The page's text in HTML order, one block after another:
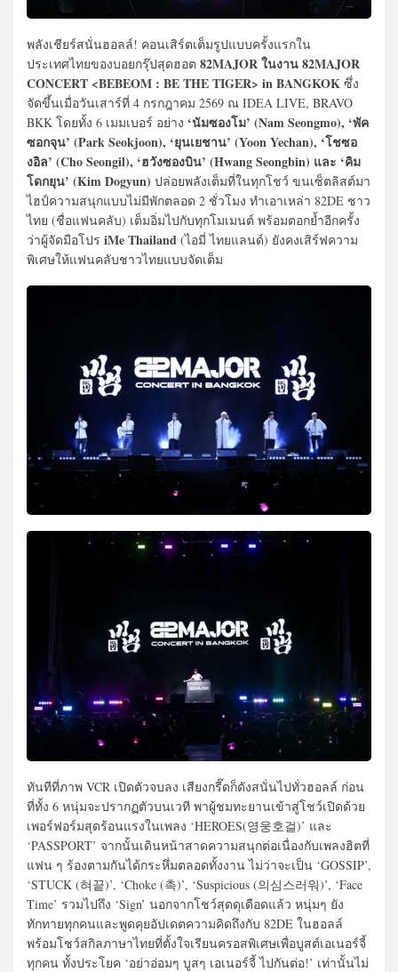
พลังเชียร์สนั่นฮอลล์! คอนเสิร์ตเต็มรูปแบบครั้งแรกใน
ประเทศไทยของบอยกรุ๊ปสุดฮอต 82MAJOR ในงาน 82MAJOR
CONCERT <BEBEOM : BE THE TIGER> in BANGKOK ซึ่ง
จัดขึ้นเมื่อวันเสาร์ที่ 4 กรกฎาคม 2569 ณ IDEA LIVE, BRAVO
BKK โดยทั้ง 6 เมมเบอร์ อย่าง ‘นัมซองโม’ (Nam Seongmo), ‘พัค
ซอกจุน’ (Park Seokjoon), ‘ยุนเยชาน’ (Yoon Yechan), ‘โชซอ
งอิล’ (Cho Seongil), ‘ฮวังซองบิน’ (Hwang Seongbin) และ ‘คิม
โดกยุน’ (Kim Dogyun) ปล่อยพลังเต็มที่ในทุกโชว์ ขนเซ็ตลิสต์มา
ไฮป์ความสนุกแบบไม่มีพักตลอด 2 ชั่วโมง ทำเอาเหล่า 82DE ชาว
ไทย (ชื่อแฟนคลับ) เต็มอิ่มไปกับทุกโมเมนต์ พร้อมตอกย้ำอีกครั้ง
ว่าผู้จัดมือโปร iMe Thailand (ไอมี่ ไทยแลนด์) ยังคงเสิร์ฟความ
พิเศษให้แฟนคลับชาวไทยแบบจัดเต็ม
ทันทีที่ภาพ VCR เปิดตัวจบลง เสียงกรี๊ดก็ดังสนั่นไปทั่วฮอลล์ ก่อน
ที่ทั้ง 6 หนุ่มจะปรากฏตัวบนเวที พาผู้ชมทะยานเข้าสู่โชว์เปิดด้วย
เพอร์ฟอร์มสุดร้อนแรงในเพลง ‘HEROES(영웅호걸)’ และ
‘PASSPORT’ จากนั้นเดินหน้าสาดความสนุกต่อเนื่องกับเพลงฮิตที่
แฟน ๆ ร้องตามกันได้กระหึ่มตลอดทั้งงาน ไม่ว่าจะเป็น ‘GOSSIP’,
‘STUCK (혀끝)’, ‘Choke (촉)’, ‘Suspicious (의심스러워)’, ‘Face
Time’ รวมไปถึง ‘Sign’ นอกจากโชว์สุดดุเดือดแล้ว หนุ่มๆ ยัง
ทักทายทุกคนและพูดคุยอัปเดตความคิดถึงกับ 82DE ในฮอลล์
พร้อมโชว์สกิลภาษาไทยที่ตั้งใจเรียนครอสพิเศษเพื่อบูสต์เอเนอร์จี้
ทุกคน ทั้งประโยค ‘อย่าอ่อมๆ บูสๆ เอเนอร์จี้ ไปกันต่อ!’ เท่านั้นไม่